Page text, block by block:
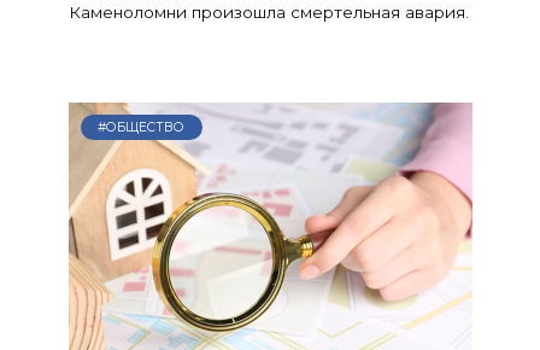
Каменоломни произошла смертельная авария.
#ОБЩЕСТВО